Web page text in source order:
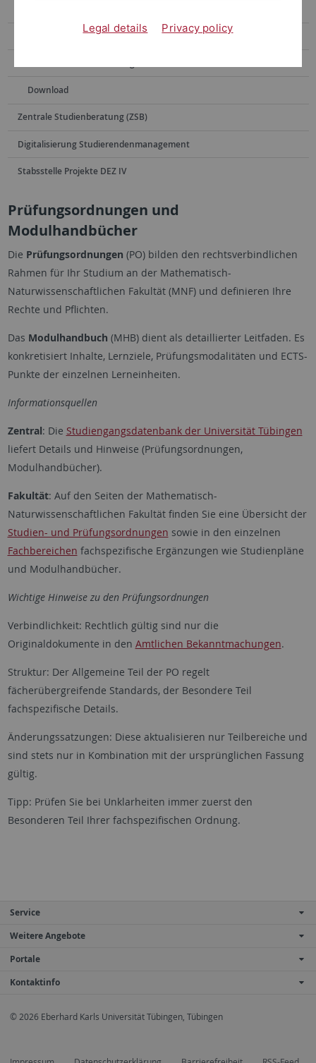
Internationale Austauschstudierende
Download
Zentrale Studienberatung (ZSB)
Digitalisierung Studierendenmanagement
Stabsstelle Projekte DEZ IV
Prüfungsordnungen und
Modulhandbücher
Die Prüfungsordnungen (PO) bilden den rechtsverbindlichen
Rahmen für Ihr Studium an der Mathematisch-
Naturwissenschaftlichen Fakultät (MNF) und definieren Ihre
Rechte und Pflichten.
Das Modulhandbuch (MHB) dient als detaillierter Leitfaden. Es
konkretisiert Inhalte, Lernziele, Prüfungsmodalitäten und ECTS-
Punkte der einzelnen Lerneinheiten.
Informationsquellen
Zentral: Die Studiengangsdatenbank der Universität Tübingen
liefert Details und Hinweise (Prüfungsordnungen,
Modulhandbücher).
Fakultät: Auf den Seiten der Mathematisch-
Naturwissenschaftlichen Fakultät finden Sie eine Übersicht der
Studien- und Prüfungsordnungen sowie in den einzelnen
Fachbereichen fachspezifische Ergänzungen wie Studienpläne
und Modulhandbücher.
Wichtige Hinweise zu den Prüfungsordnungen
Verbindlichkeit: Rechtlich gültig sind nur die
Originaldokumente in den Amtlichen Bekanntmachungen.
Struktur: Der Allgemeine Teil der PO regelt
fächerübergreifende Standards, der Besondere Teil
fachspezifische Details.
Änderungssatzungen: Diese aktualisieren nur Teilbereiche und
sind stets nur in Kombination mit der ursprünglichen Fassung
gültig.
Tipp: Prüfen Sie bei Unklarheiten immer zuerst den
Besonderen Teil Ihrer fachspezifischen Ordnung.
Service
Weitere Angebote
Portale
Kontaktinfo
© 2026 Eberhard Karls Universität Tübingen, Tübingen
Legal details Privacy policy